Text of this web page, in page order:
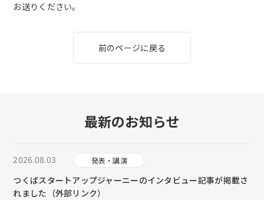
お送りください。
前のページに戻る
最新のお知らせ
2026.08.03 発表・講演
つくばスタートアップジャーニーのインタビュー記事が掲載さ
れました（外部リンク）